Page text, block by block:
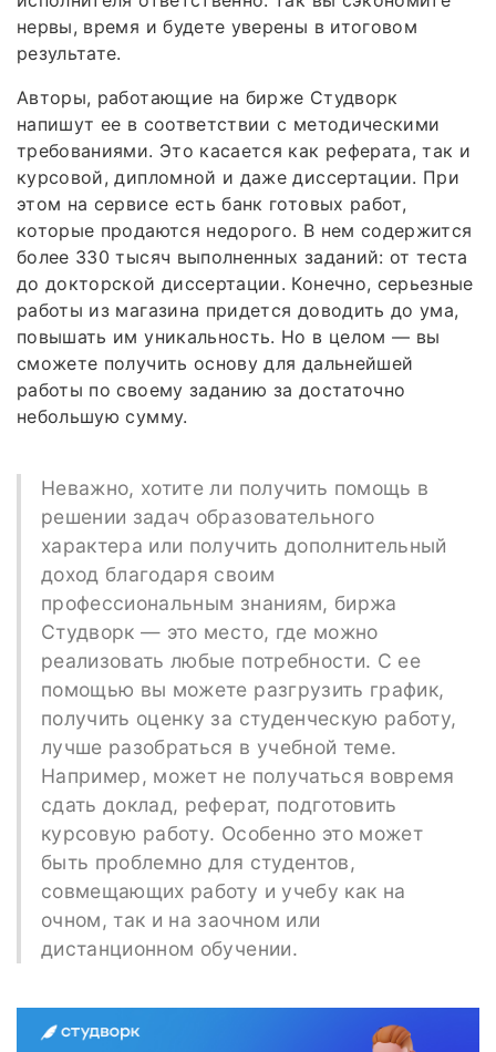
нервы, время и будете уверены в итоговом
результате.
Авторы, работающие на бирже Студворк
напишут ее в соответствии с методическими
требованиями. Это касается как реферата, так и
курсовой, дипломной и даже диссертации. При
этом на сервисе есть банк готовых работ,
которые продаются недорого. В нем содержится
более 330 тысяч выполненных заданий: от теста
до докторской диссертации. Конечно, серьезные
работы из магазина придется доводить до ума,
повышать им уникальность. Но в целом — вы
сможете получить основу для дальнейшей
работы по своему заданию за достаточно
небольшую сумму.
Неважно, хотите ли получить помощь в
решении задач образовательного
характера или получить дополнительный
доход благодаря своим
профессиональным знаниям, биржа
Студворк — это место, где можно
реализовать любые потребности. С ее
помощью вы можете разгрузить график,
получить оценку за студенческую работу,
лучше разобраться в учебной теме.
Например, может не получаться вовремя
сдать доклад, реферат, подготовить
курсовую работу. Особенно это может
быть проблемно для студентов,
совмещающих работу и учебу как на
очном, так и на заочном или
дистанционном обучении.